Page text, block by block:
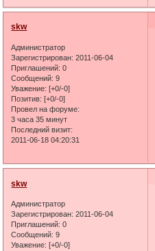
skw
Администратор
Зарегистрирован: 2011-06-04
Приглашений: 0
Сообщений: 9
Уважение: [+0/-0]
Позитив: [+0/-0]
Провел на форуме:
3 часа 35 минут
Последний визит:
2011-06-18 04:20:31
skw
Администратор
Зарегистрирован: 2011-06-04
Приглашений: 0
Сообщений: 9
Уважение: [+0/-0]